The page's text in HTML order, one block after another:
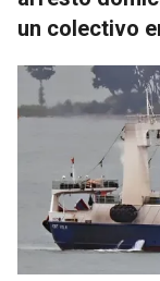
un colectivo